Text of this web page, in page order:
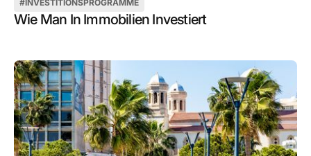
#INVESTITIONSPROGRAMME
Wie Man In Immobilien Investiert